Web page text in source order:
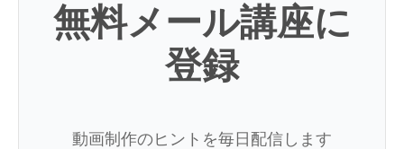
無料メール講座に
登録
動画制作のヒントを毎日配信します